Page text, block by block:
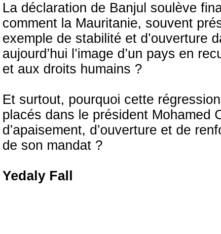
La déclaration de Banjul soulève
comment la Mauritanie, souvent
exemple de stabilité et d’ouverture
aujourd’hui l’image d’un pays en
et aux droits humains ?
Et surtout, pourquoi cette
placés dans le président Mohamed
d’apaisement, d’ouverture et de
de son mandat ?
Yedaly Fall